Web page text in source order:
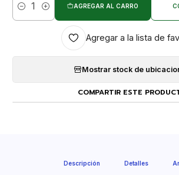
Cantidad
AGREGAR AL CARRO
Agregar a la lista de
Mostrar stock de
COMPARTIR ESTE
Descripción Detalles